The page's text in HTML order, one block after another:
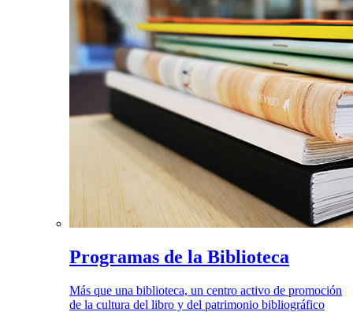
Programas de la Biblioteca
Más que una biblioteca, un centro activo de promoción
de la cultura del libro y del patrimonio bibliográfico